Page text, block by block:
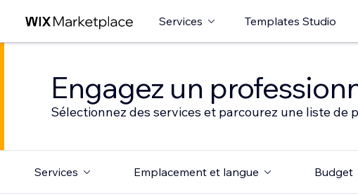
Services Templates Studio
Engagez un
Sélectionnez des services et parcourez une liste
Services Emplacement et langue Budget